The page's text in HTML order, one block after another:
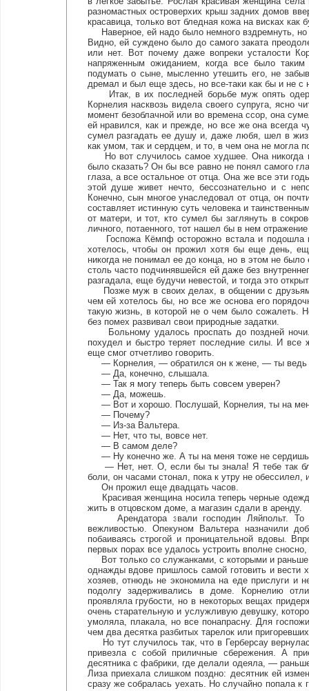
разномастных островерхих крыш задних домов
красавица, только вот бледная кожа на висках как
Наверное, ей надо было немного вздремнуть, но
Видно, ей суждено было до самого заката
или нет. Вот почему даже вопреки усталости
напряженным ожиданием, когда все было
подумать о сыне, мысленно утешить его, не
дремал и был еще здесь, но все-таки как бы и не с
Итак, в их последней борьбе муж опять
Корнелия насквозь видела своего супруга,
момент безоблачной или во времена ссор, она
ей нравился, как и прежде, но все же она всегда
сумел разгадать ее душу и, даже любя, шел в
как умом, так и сердцем, и то, в чем она не могла
Но вот случилось самое худшее. Она никогда
было сказать? Он бы все равно не понял самого
глаза, а все остальное от отца. Она же все эти
этой душе живет нечто, бессознательно и с
Конечно, сын многое унаследовал от отца, он
составляет истинную суть человека и
от матери, и тот, кто сумел бы заглянуть в
личного, потаенного, тот нашел бы в нем
Госпожа Кёмпф осторожно встала и подошла
хотелось, чтобы он прожил хотя бы еще день,
никогда не понимал ее до конца, но в этом не
столь часто подчинявшейся ей даже без
разгадала, еще будучи невестой, и тогда это
Позже муж в своих делах, в общении с
чем ей хотелось бы, но все же основа его
такую жизнь, в которой не о чем было сожалеть.
без помех развивал свои природные задатки.
Больному удалось проспать до поздней
похудел и быстро теряет последние силы. И все
еще смог отчетливо говорить.
— Корнелия, — обратился он к жене, — ты ведь
— Да, конечно, слышала.
— Так я могу теперь быть совсем уверен?
— Да, можешь.
— Вот и хорошо. Послушай, Корнелия, ты на
— Почему?
— Из-за Вальтера.
— Нет, что ты, вовсе нет.
— В самом деле?
— Ну конечно же. А ты на меня тоже не
— Нет, нет. О, если бы ты знала! Я тебе так
боли, он часами стонал, пока к утру не
Он прожил еще двадцать часов.
Красивая женщина носила теперь черные
жить в отцовском доме, а магазин сдали в аренду.
Арендатора звали господин Ляйпольт. То
вежливостью. Опекуном Вальтера назначили
побаиваясь строгой и проницательной вдовы.
первых порах все удалось устроить вполне
Вот только со служанками, с которыми и раньше
однажды вдове пришлось самой готовить и вести
хозяев, отнюдь не экономила на еде прислуги и
подолгу задерживались в доме. Корнелию
проявляла грубости, но в некоторых вещах
очень старательную и услужливую девушку,
умоляла, плакала, но все понапрасну. Для
чем два десятка разбитых тарелок или
Но тут случилось так, что в Герберсау
привезла с собой приличные сбережения. А
десятника с фабрики, где делали одеяла, —
Лиза приехала слишком поздно: десятник ей
сразу же собралась уехать. Но случайно попала